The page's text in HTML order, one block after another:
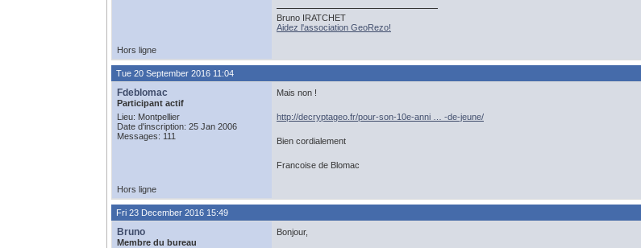
Bruno IRATCHET
Aidez l'association GeoRezo!
Hors ligne
Tue 20 September 2016 11:04
Fdeblomac
Participant actif
Lieu: Montpellier
Date d'inscription: 25 Jan 2006
Messages: 111
Mais non !
http://decryptageo.fr/pour-son-10e-anni … -de-jeune/
Bien cordialement
Francoise de Blomac
Hors ligne
Fri 23 December 2016 15:49
Bruno
Membre du bureau
Bonjour,